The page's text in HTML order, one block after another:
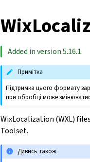
Added in version 5.16.1.
Примітка
Підтримка цього формату
при обробці може
WixLocalization (WXL)
Toolset.
Дивись також